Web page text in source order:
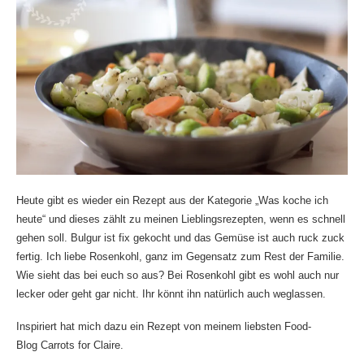
Heute gibt es wieder ein Rezept aus der Kategorie „Was koche ich
heute“ und dieses zählt zu meinen Lieblingsrezepten, wenn es schnell
gehen soll. Bulgur ist fix gekocht und das Gemüse ist auch ruck zuck
fertig. Ich liebe Rosenkohl, ganz im Gegensatz zum Rest der Familie.
Wie sieht das bei euch so aus? Bei Rosenkohl gibt es wohl auch nur
lecker oder geht gar nicht. Ihr könnt ihn natürlich auch weglassen.
Inspiriert hat mich dazu ein Rezept von meinem liebsten Food-
Blog Carrots for Claire